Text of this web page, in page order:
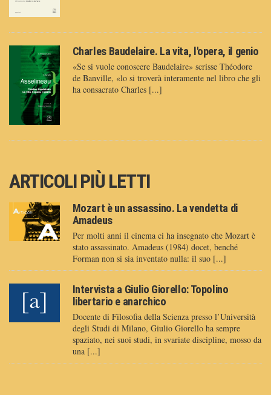
Charles Baudelaire. La vita, l'opera, il genio
«Se si vuole conoscere Baudelaire» scrisse Théodore
de Banville, «lo si troverà interamente nel libro che gli
ha consacrato Charles [...]
ARTICOLI PIÙ LETTI
Mozart è un assassino. La vendetta di
Amadeus
Per molti anni il cinema ci ha insegnato che Mozart è
stato assassinato. Amadeus (1984) docet, benché
Forman non si sia inventato nulla: il suo [...]
Intervista a Giulio Giorello: Topolino
libertario e anarchico
Docente di Filosofia della Scienza presso l’Università
degli Studi di Milano, Giulio Giorello ha sempre
spaziato, nei suoi studi, in svariate discipline, mosso da
una [...]